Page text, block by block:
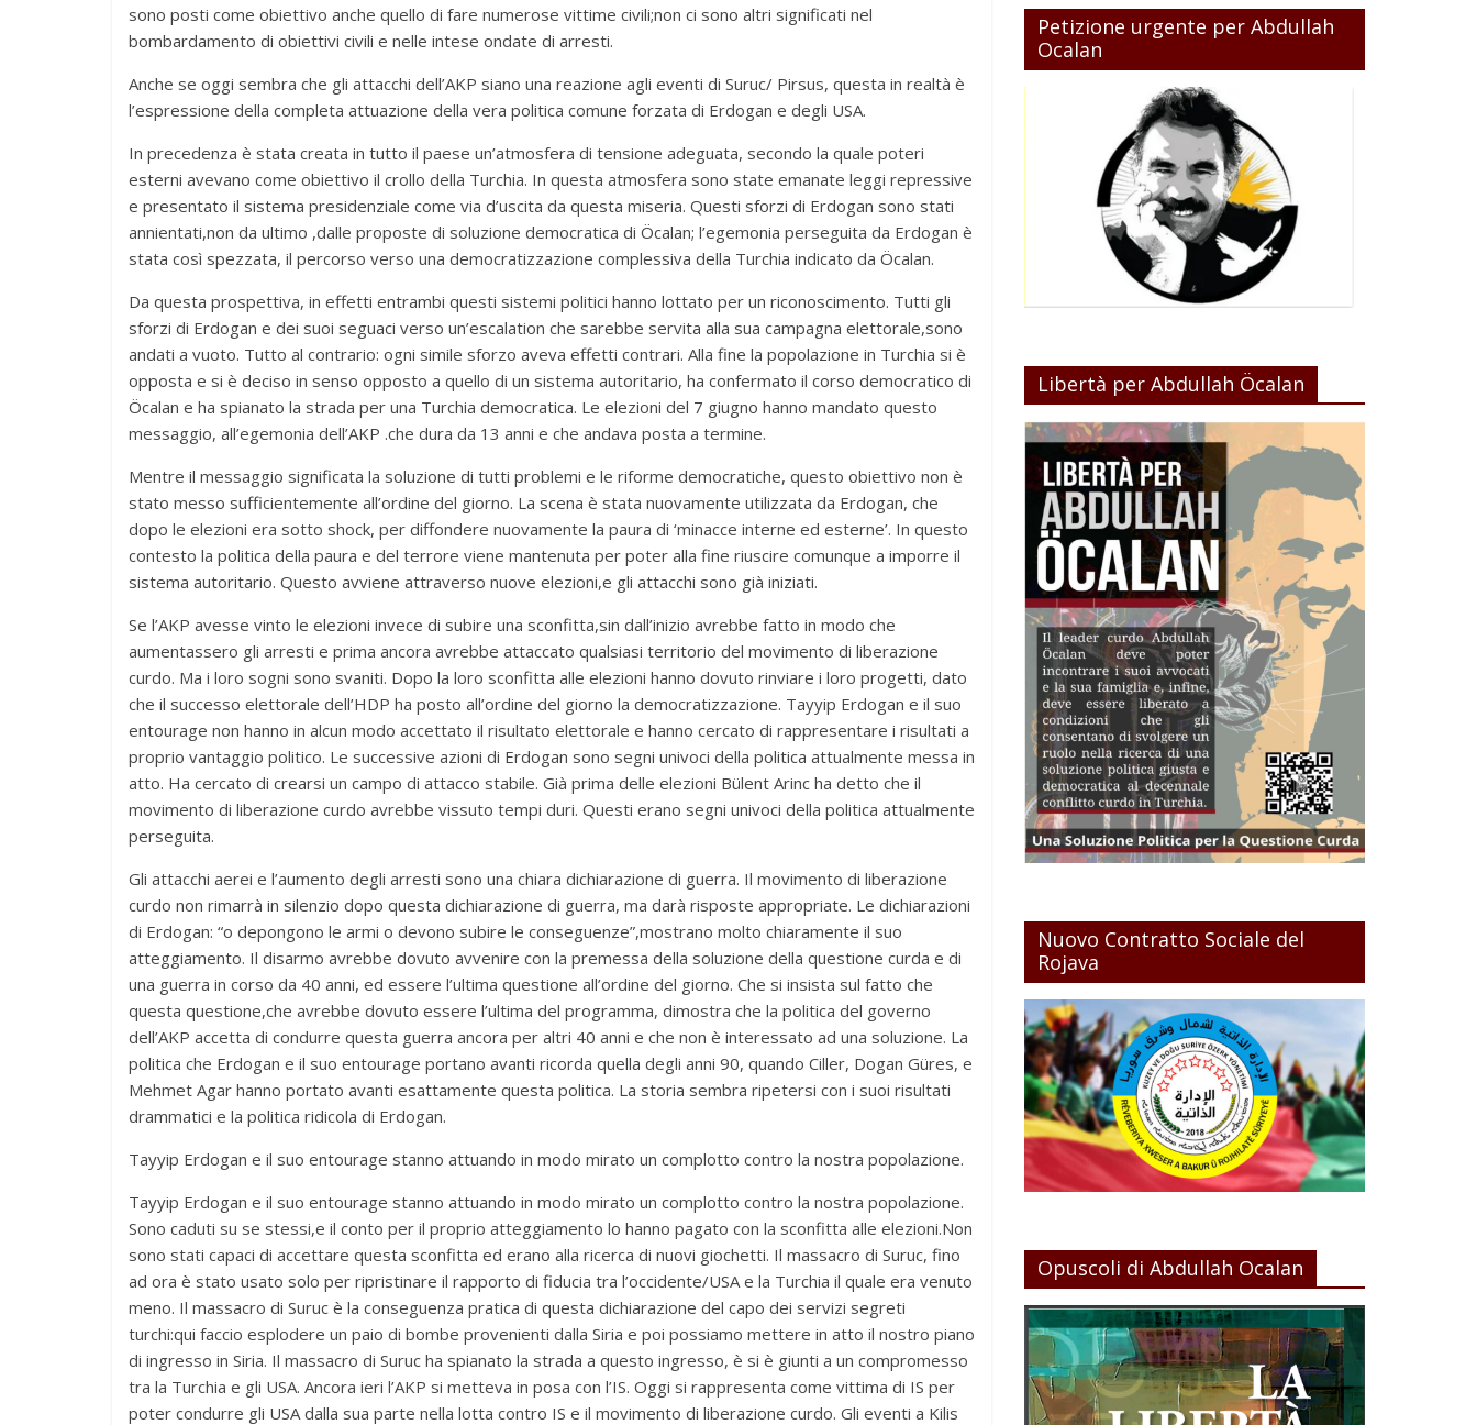
sono posti come obiettivo anche quello di fare numerose vittime civili;non ci sono altri significati nel
bombardamento di obiettivi civili e nelle intese ondate di arresti.
Anche se oggi sembra che gli attacchi dell’AKP siano una reazione agli eventi di Suruc/ Pirsus, questa in realtà è
l’espressione della completa attuazione della vera politica comune forzata di Erdogan e degli USA.
In precedenza è stata creata in tutto il paese un’atmosfera di tensione adeguata, secondo la quale poteri
esterni avevano come obiettivo il crollo della Turchia. In questa atmosfera sono state emanate leggi repressive
e presentato il sistema presidenziale come via d’uscita da questa miseria. Questi sforzi di Erdogan sono stati
annientati,non da ultimo ,dalle proposte di soluzione democratica di Öcalan; l’egemonia perseguita da Erdogan è
stata così spezzata, il percorso verso una democratizzazione complessiva della Turchia indicato da Öcalan.
Da questa prospettiva, in effetti entrambi questi sistemi politici hanno lottato per un riconoscimento. Tutti gli
sforzi di Erdogan e dei suoi seguaci verso un’escalation che sarebbe servita alla sua campagna elettorale,sono
andati a vuoto. Tutto al contrario: ogni simile sforzo aveva effetti contrari. Alla fine la popolazione in Turchia si è
opposta e si è deciso in senso opposto a quello di un sistema autoritario, ha confermato il corso democratico di
Öcalan e ha spianato la strada per una Turchia democratica. Le elezioni del 7 giugno hanno mandato questo
messaggio, all’egemonia dell’AKP .che dura da 13 anni e che andava posta a termine.
Mentre il messaggio significata la soluzione di tutti problemi e le riforme democratiche, questo obiettivo non è
stato messo sufficientemente all’ordine del giorno. La scena è stata nuovamente utilizzata da Erdogan, che
dopo le elezioni era sotto shock, per diffondere nuovamente la paura di ‘minacce interne ed esterne’. In questo
contesto la politica della paura e del terrore viene mantenuta per poter alla fine riuscire comunque a imporre il
sistema autoritario. Questo avviene attraverso nuove elezioni,e gli attacchi sono già iniziati.
Se l’AKP avesse vinto le elezioni invece di subire una sconfitta,sin dall’inizio avrebbe fatto in modo che
aumentassero gli arresti e prima ancora avrebbe attaccato qualsiasi territorio del movimento di liberazione
curdo. Ma i loro sogni sono svaniti. Dopo la loro sconfitta alle elezioni hanno dovuto rinviare i loro progetti, dato
che il successo elettorale dell’HDP ha posto all’ordine del giorno la democratizzazione. Tayyip Erdogan e il suo
entourage non hanno in alcun modo accettato il risultato elettorale e hanno cercato di rappresentare i risultati a
proprio vantaggio politico. Le successive azioni di Erdogan sono segni univoci della politica attualmente messa in
atto. Ha cercato di crearsi un campo di attacco stabile. Già prima delle elezioni Bülent Arinc ha detto che il
movimento di liberazione curdo avrebbe vissuto tempi duri. Questi erano segni univoci della politica attualmente
perseguita.
Gli attacchi aerei e l’aumento degli arresti sono una chiara dichiarazione di guerra. Il movimento di liberazione
curdo non rimarrà in silenzio dopo questa dichiarazione di guerra, ma darà risposte appropriate. Le dichiarazioni
di Erdogan: “o depongono le armi o devono subire le conseguenze”,mostrano molto chiaramente il suo
atteggiamento. Il disarmo avrebbe dovuto avvenire con la premessa della soluzione della questione curda e di
una guerra in corso da 40 anni, ed essere l’ultima questione all’ordine del giorno. Che si insista sul fatto che
questa questione,che avrebbe dovuto essere l’ultima del programma, dimostra che la politica del governo
dell’AKP accetta di condurre questa guerra ancora per altri 40 anni e che non è interessato ad una soluzione. La
politica che Erdogan e il suo entourage portano avanti ricorda quella degli anni 90, quando Ciller, Dogan Güres, e
Mehmet Agar hanno portato avanti esattamente questa politica. La storia sembra ripetersi con i suoi risultati
drammatici e la politica ridicola di Erdogan.
Tayyip Erdogan e il suo entourage stanno attuando in modo mirato un complotto contro la nostra popolazione.
Tayyip Erdogan e il suo entourage stanno attuando in modo mirato un complotto contro la nostra popolazione.
Sono caduti su se stessi,e il conto per il proprio atteggiamento lo hanno pagato con la sconfitta alle elezioni.Non
sono stati capaci di accettare questa sconfitta ed erano alla ricerca di nuovi giochetti. Il massacro di Suruc, fino
ad ora è stato usato solo per ripristinare il rapporto di fiducia tra l’occidente/USA e la Turchia il quale era venuto
meno. Il massacro di Suruc è la conseguenza pratica di questa dichiarazione del capo dei servizi segreti
turchi:qui faccio esplodere un paio di bombe provenienti dalla Siria e poi possiamo mettere in atto il nostro piano
di ingresso in Siria. Il massacro di Suruc ha spianato la strada a questo ingresso, è si è giunti a un compromesso
tra la Turchia e gli USA. Ancora ieri l’AKP si metteva in posa con l’IS. Oggi si rappresenta come vittima di IS per
poter condurre gli USA dalla sua parte nella lotta contro IS e il movimento di liberazione curdo. Gli eventi a Kilis
Petizione urgente per Abdullah
Ocalan
Libertà per Abdullah Öcalan
Nuovo Contratto Sociale del
Rojava
Opuscoli di Abdullah Ocalan